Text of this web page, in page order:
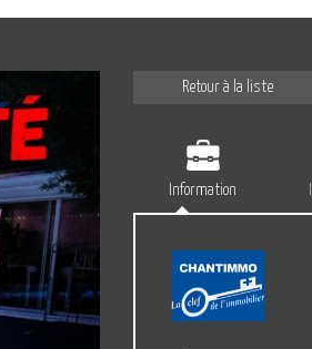
Retour à la liste
Information